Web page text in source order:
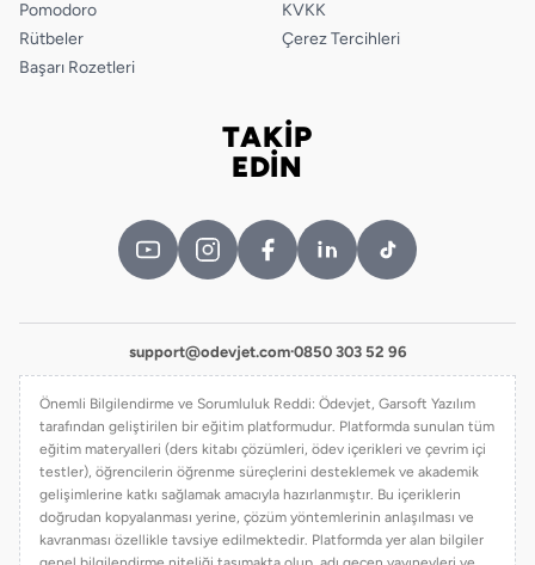
Pomodoro
Rütbeler
Başarı Rozetleri
KVKK
Çerez Tercihleri
TAKİP
EDİN
support@odevjet.com·0850 303 52 96
Önemli Bilgilendirme ve Sorumluluk Reddi: Ödevjet, Garsoft Yazılım
tarafından geliştirilen bir eğitim platformudur. Platformda sunulan tüm
eğitim materyalleri (ders kitabı çözümleri, ödev içerikleri ve çevrim içi
testler), öğrencilerin öğrenme süreçlerini desteklemek ve akademik
gelişimlerine katkı sağlamak amacıyla hazırlanmıştır. Bu içeriklerin
doğrudan kopyalanması yerine, çözüm yöntemlerinin anlaşılması ve
kavranması özellikle tavsiye edilmektedir. Platformda yer alan bilgiler